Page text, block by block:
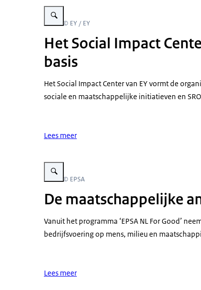
Vergroot afbeelding Vier mensen van EY poseren met
Beeld: © EY / EY
Het Social Impact
basis
Het Social Impact Center van EY vormt de
sociale en maatschappelijke initiatieven en
Lees meer
Vergroot afbeelding teamfoto EPSA
Beeld: © EPSA
De maatschappelijke
Vanuit het programma ‘EPSA NL For Good’
bedrijfsvoering op mens, milieu en
Lees meer